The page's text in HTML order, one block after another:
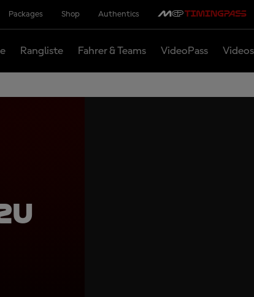
Packages Shop Authentics
Rangliste Fahrer & Teams VideoPass Videos